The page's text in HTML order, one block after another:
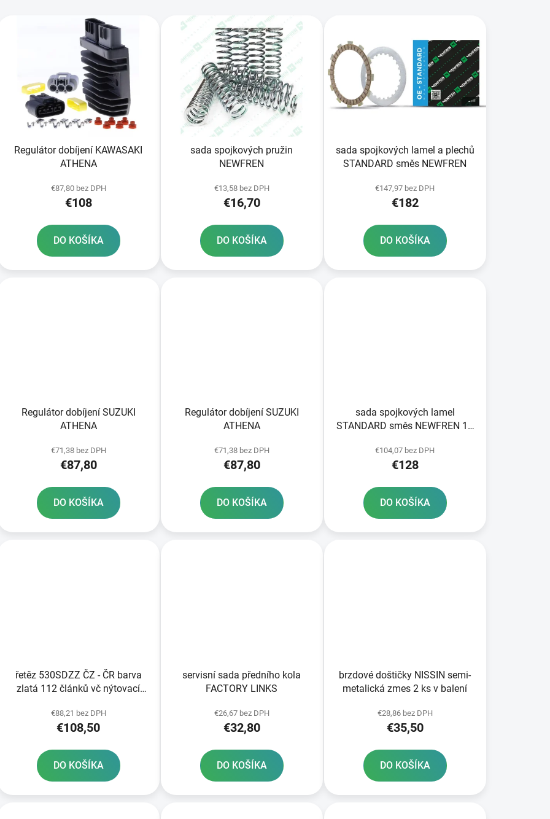
r
u
k
o
v
Regulátor dobíjení KAWASAKI
ATHENA
€87,80 bez DPH
€108
DO KOŠÍKA
sada spojkových pružin
NEWFREN
€13,58 bez DPH
€16,70
DO KOŠÍKA
sada spojkových lamel a plechů
STANDARD směs NEWFREN
€147,97 bez DPH
€182
DO KOŠÍKA
Regulátor dobíjení SUZUKI
ATHENA
€71,38 bez DPH
€87,80
DO KOŠÍKA
Regulátor dobíjení SUZUKI
ATHENA
€71,38 bez DPH
€87,80
DO KOŠÍKA
sada spojkových lamel
STANDARD směs NEWFREN 10
€104,07 bez DPH
€128
DO KOŠÍKA
řetěz 530SDZZ ČZ - ČR barva
zlatá 112 článků vč nýtovací
€88,21 bez DPH
€108,50
DO KOŠÍKA
servisní sada předního kola
FACTORY LINKS
€26,67 bez DPH
€32,80
DO KOŠÍKA
brzdové doštičky NISSIN semi-
metalická zmes 2 ks v balení
€28,86 bez DPH
€35,50
DO KOŠÍKA